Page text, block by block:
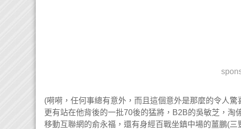
(嗬嗬，任何事總有意外，而且這個意外是那麼的令人
更有站在他背後的一批70後的猛將，B2B的吳敏芝，淘
移動互聯網的俞永福，還有身經百戰坐鎮中場的薑鵬(